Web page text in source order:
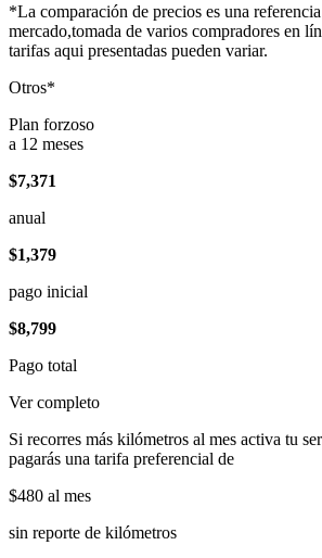
*La comparación de precios es una
mercado,tomada de varios compradores en
tarifas aqui presentadas pueden variar.
Otros*
Plan forzoso
a 12 meses
$7,371
anual
$1,379
pago inicial
$8,799
Pago total
Ver completo
Si recorres más kilómetros al mes activa tu
pagarás una tarifa preferencial de
$480 al mes
sin reporte de kilómetros